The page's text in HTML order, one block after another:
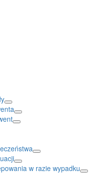
w razie wypadku